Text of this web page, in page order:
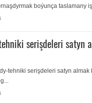
boýunça taslamany
serişdeleri
tehniki serişdeleri satyn